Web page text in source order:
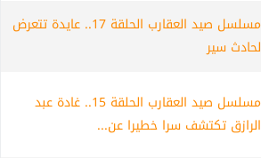
مسلسل صيد العقارب الحلقة 17.. عايدة تتعرض
لحادث سير
مسلسل صيد العقارب الحلقة 15.. غادة عبد
الرازق تكتشف سرا خطيرا عن...